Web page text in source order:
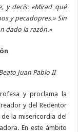
y decís: «Mirad qué
y pecadopres.» Sin
dado la razón.»
Juan Pablo II
y proclama la
y del Redentor
la misericordia del
En este ámbito